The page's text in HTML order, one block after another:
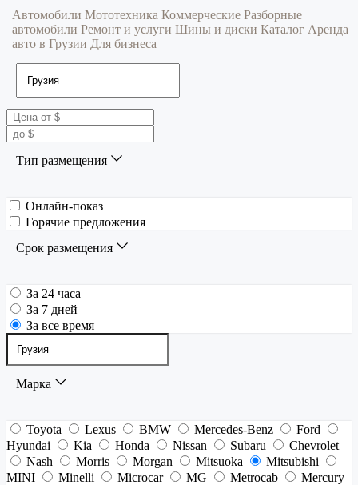
Автомобили Мототехника Коммерческие Разборные
автомобили Ремонт и услуги Шины и диски Каталог Аренда
авто в Грузии Для бизнеса
Тип размещения
Онлайн-показ
Горячие предложения
Срок размещения
За 24 часа
За 7 дней
За все время
Марка
Toyota Lexus BMW Mercedes-Benz
Ford
Hyundai
Kia Honda Nissan Subaru
Chevrolet
Nash
Morris Morgan Mitsuoka
Mitsubishi
MINI
Minelli Microcar MG Metrocab
Mercury